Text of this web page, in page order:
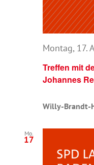
Treffen mit
Johannes
Montag, 17.
Willy-Brandt-
Mo.
17